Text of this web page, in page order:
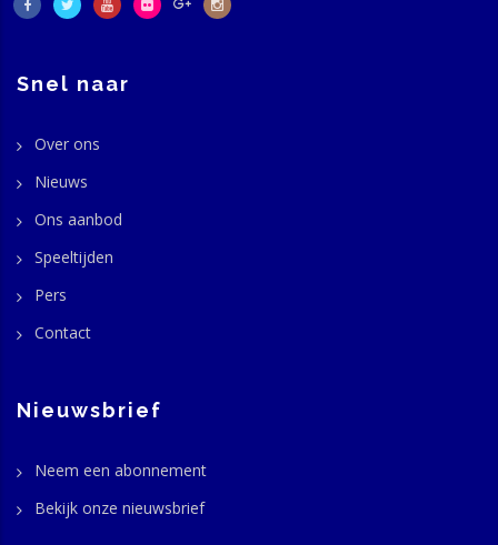
Snel naar
Over ons
Nieuws
Ons aanbod
Speeltijden
Pers
Contact
Nieuwsbrief
Neem een abonnement
Bekijk onze nieuwsbrief